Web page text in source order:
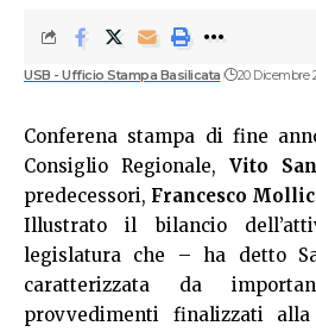
USB - Ufficio Stampa Basilicata 20 Dicembre
Conferena stampa di fine
Consiglio Regionale, Vito
predecessori, Francesco
Illustrato il bilancio
legislatura che – ha detto
caratterizzata da
provvedimenti finalizzati